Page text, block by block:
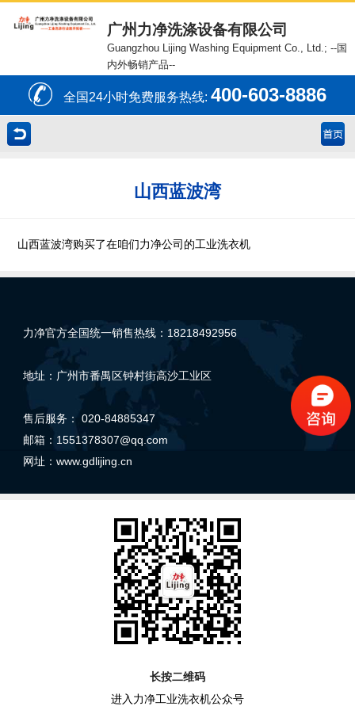
广州力净洗涤设备有限公司
Guangzhou Lijing Washing Equipment Co., Ltd.; --国
内外畅销产品--
全国24小时免费服务热线:400-603-8886
山西蓝波湾
山西蓝波湾购买了在咱们力净公司的工业洗衣机
力净官方全国统一销售热线：18218492956
地址：广州市番禺区钟村街高沙工业区
售后服务： 020-84885347
邮箱：1551378307@qq.com
网址： www.gdlijing.cn
长按二维码
进入力净工业洗衣机公众号